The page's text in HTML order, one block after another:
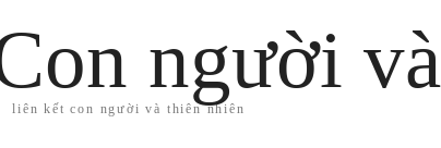
người
liên kết con người và thiên nhiên